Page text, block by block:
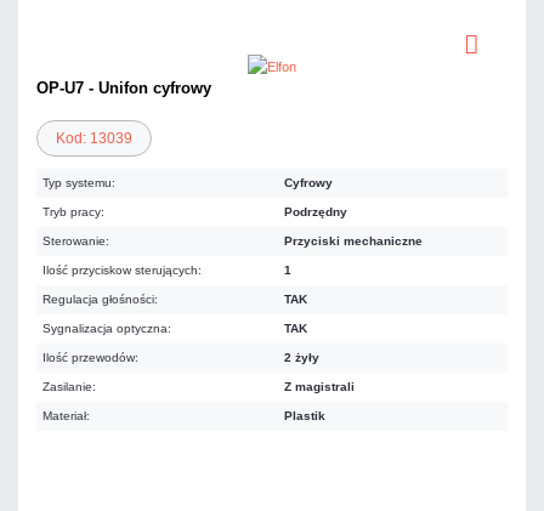
OP-U7 - Unifon cyfrowy
Kod: 13039
Typ systemu: Cyfrowy
Tryb pracy: Podrzędny
Sterowanie: Przyciski mechaniczne
Ilość przyciskow sterujących: 1
Regulacja głośności: TAK
Sygnalizacja optyczna: TAK
Ilość przewodów: 2 żyły
Zasilanie: Z magistrali
Materiał: Plastik